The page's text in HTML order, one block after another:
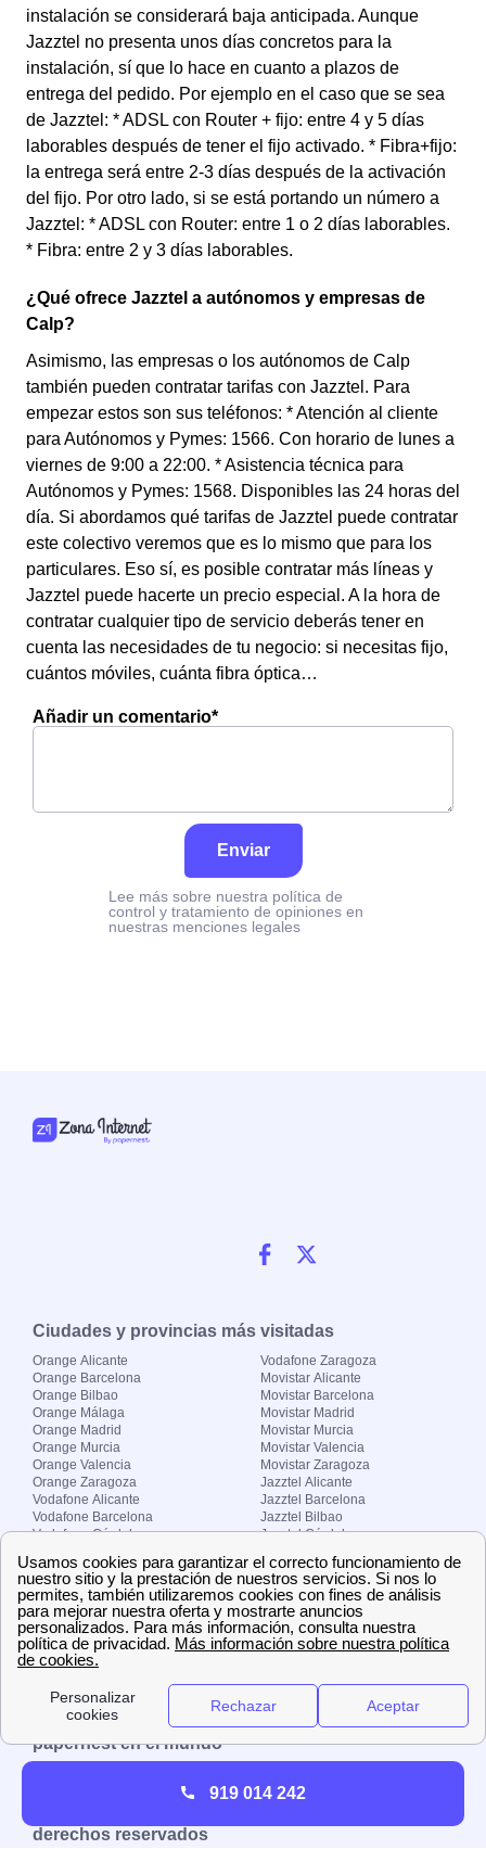
instalación se considerará baja anticipada. Aunque
Jazztel no presenta unos días concretos para la
instalación, sí que lo hace en cuanto a plazos de
entrega del pedido. Por ejemplo en el caso que se sea
de Jazztel: * ADSL con Router + fijo: entre 4 y 5 días
laborables después de tener el fijo activado. * Fibra+fijo:
la entrega será entre 2-3 días después de la activación
del fijo. Por otro lado, si se está portando un número a
Jazztel: * ADSL con Router: entre 1 o 2 días laborables.
* Fibra: entre 2 y 3 días laborables.
¿Qué ofrece Jazztel a autónomos y empresas de
Calp?
Asimismo, las empresas o los autónomos de Calp
también pueden contratar tarifas con Jazztel. Para
empezar estos son sus teléfonos: * Atención al cliente
para Autónomos y Pymes: 1566. Con horario de lunes a
viernes de 9:00 a 22:00. * Asistencia técnica para
Autónomos y Pymes: 1568. Disponibles las 24 horas del
día. Si abordamos qué tarifas de Jazztel puede contratar
este colectivo veremos que es lo mismo que para los
particulares. Eso sí, es posible contratar más líneas y
Jazztel puede hacerte un precio especial. A la hora de
contratar cualquier tipo de servicio deberás tener en
cuenta las necesidades de tu negocio: si necesitas fijo,
cuántos móviles, cuánta fibra óptica…
Añadir un comentario*
Enviar
Lee más sobre nuestra política de
control y tratamiento de opiniones en
nuestras menciones legales
Ciudades y provincias más visitadas
Orange Alicante
Orange Barcelona
Orange Bilbao
Orange Málaga
Orange Madrid
Orange Murcia
Orange Valencia
Orange Zaragoza
Vodafone Alicante
Vodafone Barcelona
Vodafone Córdoba
Vodafone Madrid
Vodafone Murcia
Vodafone Valencia
Vodafone Zaragoza
Movistar Alicante
Movistar Barcelona
Movistar Madrid
Movistar Murcia
Movistar Valencia
Movistar Zaragoza
Jazztel Alicante
Jazztel Barcelona
Jazztel Bilbao
Jazztel Córdoba
Jazztel Málaga
Jazztel Valencia
Jazztel Zaragoza
Sobre Zona-internet.com
¿Quiénes somos?
El grupo papernest
Aviso legal Nuestras ofertas de trabajo
papernest en el mundo
Reino Unido
derechos reservados
919 014 242